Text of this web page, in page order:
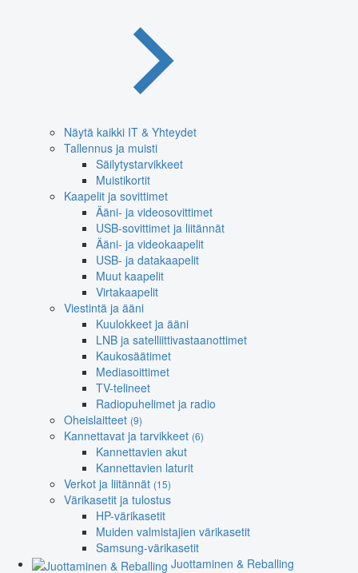
Näytä kaikki IT & Yhteydet
Tallennus ja muisti
Säilytystarvikkeet
Muistikortit
Kaapelit ja sovittimet
Ääni- ja videosovittimet
USB-sovittimet ja liitännät
Ääni- ja videokaapelit
USB- ja datakaapelit
Muut kaapelit
Virtakaapelit
Viestintä ja ääni
Kuulokkeet ja ääni
LNB ja satelliittivastaanottimet
Kaukosäätimet
Mediasoittimet
TV-telineet
Radiopuhelimet ja radio
Oheislaitteet (9)
Kannettavat ja tarvikkeet (6)
Kannettavien akut
Kannettavien laturit
Verkot ja liitännät (15)
Värikasetit ja tulostus
HP-värikasetit
Muiden valmistajien värikasetit
Samsung-värikasetit
Juottaminen & Reballing